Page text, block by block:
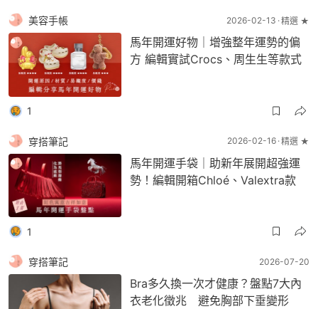
美容手帳 2026-02-13 精選 ★
馬年開運好物｜增強整年運勢的偏
方 編輯實試Crocs、周生生等款式
1
穿搭筆記 2026-02-16 精選 ★
馬年開運手袋｜助新年展開超強運
勢！編輯開箱Chloé、Valextra款
1
穿搭筆記 2026-07-20
Bra多久換一次才健康？盤點7大內
衣老化徵兆 避免胸部下垂變形